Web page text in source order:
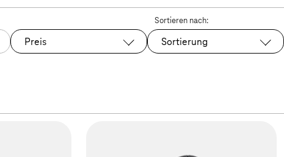
Preis
Sortieren nach:
Sortierung